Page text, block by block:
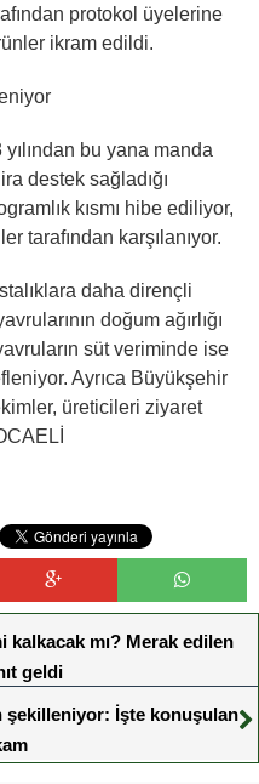
protokol üyelerine
ikram edildi.
bu yana manda
destek sağladığı
kısmı hibe ediliyor,
tarafından karşılanıyor.
daha dirençli
doğum ağırlığı
süt veriminde ise
Ayrıca Büyükşehir
üreticileri ziyaret
kalkacak mı? Merak edilen
geldi
şekilleniyor: İşte konuşulan